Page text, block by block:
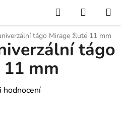
Hledat
KOŠÍK
tágo Mirage žluté 11 mm
tágo
mm
hodnocení